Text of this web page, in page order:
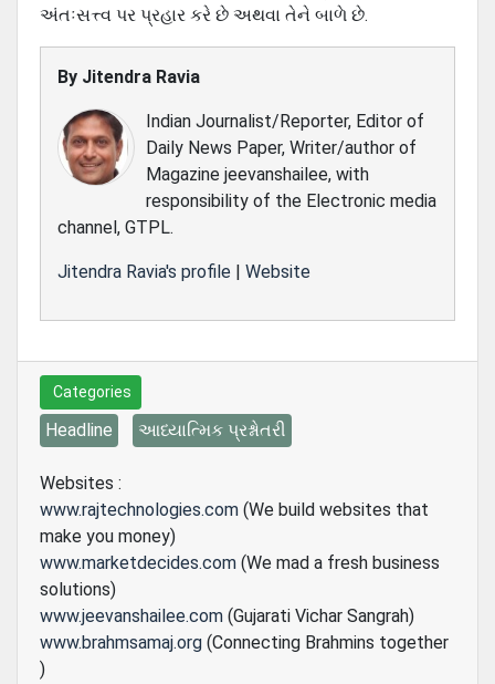
અંતઃસત્ત્વ પર પ્રહાર કરે છે અથવા તેને બાળે છે.
By Jitendra Ravia
Indian Journalist/Reporter, Editor of
Daily News Paper, Writer/author of
Magazine jeevanshailee, with
responsibility of the Electronic media
channel, GTPL.
Jitendra Ravia's profile | Website
Categories
Headline આધ્યાત્મિક પ્રશ્નોતરી
Websites :
www.rajtechnologies.com (We build websites that
make you money)
www.marketdecides.com (We mad a fresh business
solutions)
www.jeevanshailee.com (Gujarati Vichar Sangrah)
www.brahmsamaj.org (Connecting Brahmins together
)